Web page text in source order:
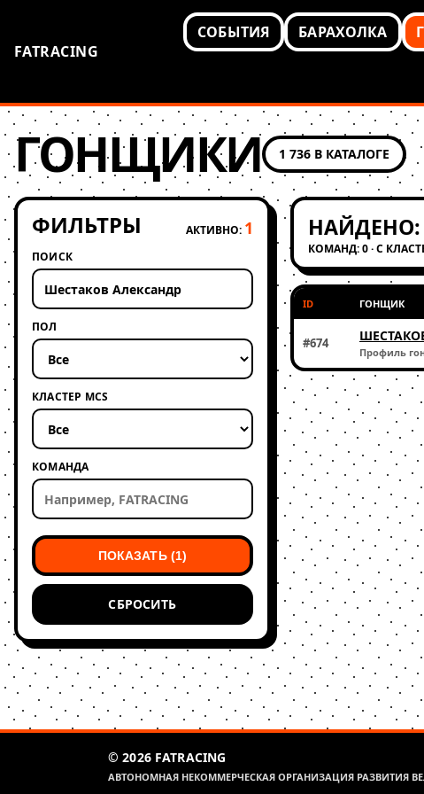
FATRACING
СОБЫТИЯ БАРАХОЛКА
ГОНЩИКИ 1 736 В КАТАЛОГЕ
ФИЛЬТРЫ АКТИВНО: 1
ПОИСК
ПОЛ
КЛАСТЕР MCS
КОМАНДА
ПОКАЗАТЬ (1)
СБРОСИТЬ
НАЙДЕНО:
КОМАНД: 0 · С
ID ГОНЩИК
#674
Профиль
© 2026 FATRACING
АВТОНОМНАЯ НЕКОММЕРЧЕСКАЯ ОРГАНИЗАЦИЯ РАЗВИТИЯ